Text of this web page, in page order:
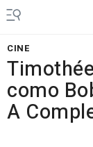
CINE
como
A